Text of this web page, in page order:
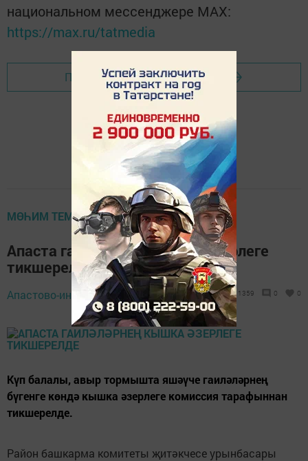
национальном мессенджере MАХ:
https://max.ru/tatmedia
Перейти на страницу новости
МӨҺИМ ТЕМА
Апаста гаиләләрнең кышка әзерлеге
тикшерелде
Апастово-информ, 20 ноябрь 2018 -
14:06
1359 0 0
Күп балалы, авыр тормышта яшәүче гаиләләрнең
бүгенге көндә кышка әзерлеге комиссия тарафыннан
тикшерелде.
Район башкарма комитеты җитәкчесе урынбасары